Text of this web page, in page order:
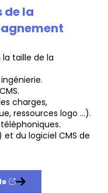
de la
la taille de la
charges,
ressources logo …).
du logiciel CMS de
fenêtre